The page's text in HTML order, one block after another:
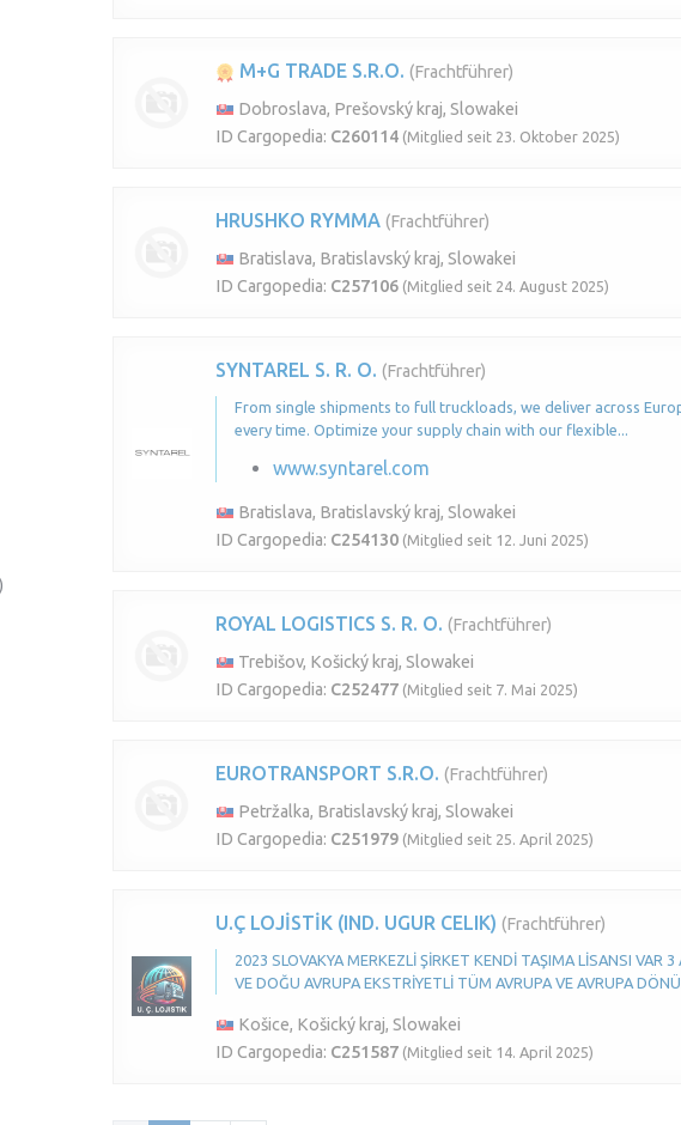
M+G TRADE S.R.O. (Frachtführer)
Dobroslava, Prešovský kraj, Slowakei
ID Cargopedia: C260114 (Mitglied seit 23. Oktober 2025)
HRUSHKO RYMMA (Frachtführer)
Bratislava, Bratislavský kraj, Slowakei
ID Cargopedia: C257106 (Mitglied seit 24. August 2025)
SYNTAREL S. R. O. (Frachtführer)
From single shipments to full truckloads, we deliver across
every time. Optimize your supply chain with our flexible...
www.syntarel.com
Bratislava, Bratislavský kraj, Slowakei
ID Cargopedia: C254130 (Mitglied seit 12. Juni 2025)
ROYAL LOGISTICS S. R. O. (Frachtführer)
Trebišov, Košický kraj, Slowakei
ID Cargopedia: C252477 (Mitglied seit 7. Mai 2025)
EUROTRANSPORT S.R.O. (Frachtführer)
Petržalka, Bratislavský kraj, Slowakei
ID Cargopedia: C251979 (Mitglied seit 25. April 2025)
U.Ç LOJİSTİK (IND. UGUR CELIK) (Frachtführer)
2023 SLOVAKYA MERKEZLİ ŞİRKET KENDİ TAŞIMA LİSANSI VAR
VE DOĞU AVRUPA EKSTRİYETLİ TÜM AVRUPA VE AVRUPA
Košice, Košický kraj, Slowakei
ID Cargopedia: C251587 (Mitglied seit 14. April 2025)